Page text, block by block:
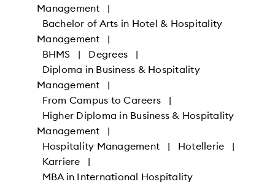
Management |
Bachelor of Arts in Hotel & Hospitality
Management |
BHMS | Degrees |
Diploma in Business & Hospitality
Management |
From Campus to Careers |
Higher Diploma in Business & Hospitality
Management |
Hospitality Management | Hotellerie |
Karriere |
MBA in International Hospitality